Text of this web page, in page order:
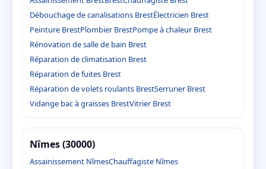
Débouchage de canalisations BrestÉlectricien Brest
Peinture BrestPlombier BrestPompe à chaleur Brest
Rénovation de salle de bain Brest
Réparation de climatisation Brest
Réparation de fuites Brest
Réparation de volets roulants BrestSerrurier Brest
Vidange bac à graisses BrestVitrier Brest
Nîmes (30000)
Assainissement NîmesChauffagiste Nîmes